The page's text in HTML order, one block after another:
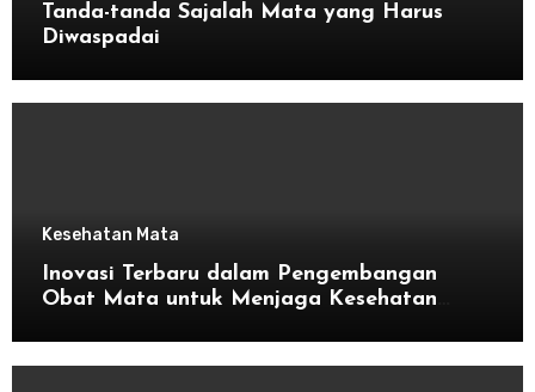
Tanda-tanda Sajalah Mata yang Harus
Diwaspadai
Kesehatan Mata
Inovasi Terbaru dalam Pengembangan
Obat Mata untuk Menjaga Kesehatan